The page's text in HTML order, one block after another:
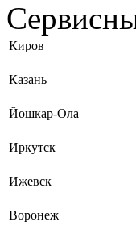
Киров
Казань
Йошкар-Ола
Иркутск
Ижевск
Воронеж